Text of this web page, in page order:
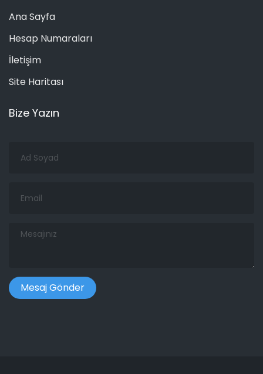
Ana Sayfa
Hesap Numaraları
İletişim
Site Haritası
Bize Yazın
Soyad
Mesajınız